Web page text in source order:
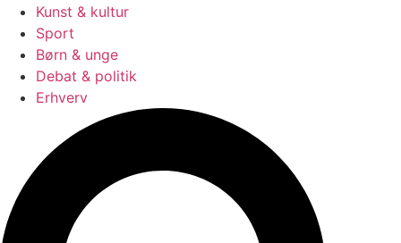
Kunst & kultur
Sport
Børn & unge
Debat & politik
Erhverv